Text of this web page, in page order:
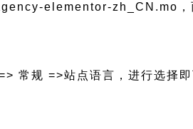
elementor-zh_CN.mo
常规 =>站点语言，进行选择